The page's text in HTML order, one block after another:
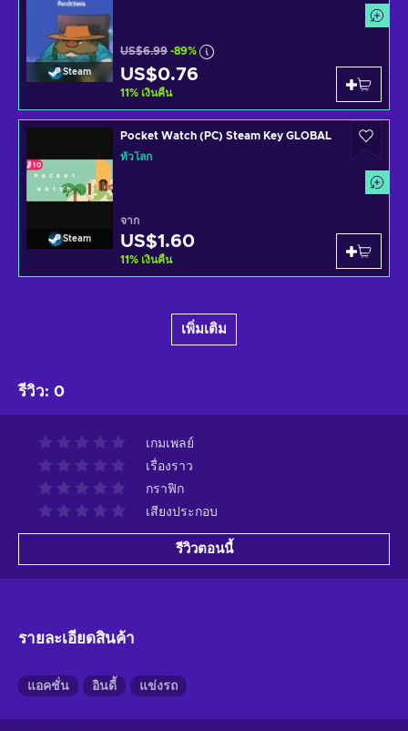
Steam
US$6.99 -89%
US$0.76
11% เงินคืน
Steam
Pocket Watch (PC) Steam Key GLOBAL
ทั่วโลก
จาก
US$1.60
11% เงินคืน
เพิ่มเติม
รีวิว: 0
เกมเพลย์
เรื่องราว
กราฟิก
เสียงประกอบ
รีวิวตอนนี้
รายละเอียดสินค้า
แอคชั่น อินดี้ แข่งรถ